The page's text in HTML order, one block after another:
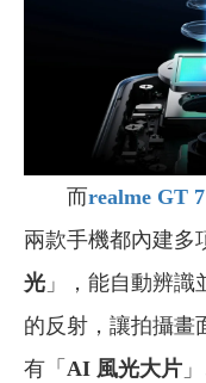
而realme GT 7
兩款手機都內建多
光 」，能自動辨
的反射，讓拍攝畫
有「 AI 風光大片